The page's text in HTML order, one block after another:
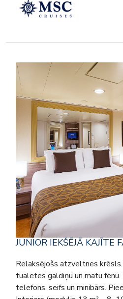
JUNIOR IEKŠĒJĀ KAJĪTE
Relaksējošs atzveltnes krēsls.
tualetes galdiņu un matu
telefons, seifs un minibārs.